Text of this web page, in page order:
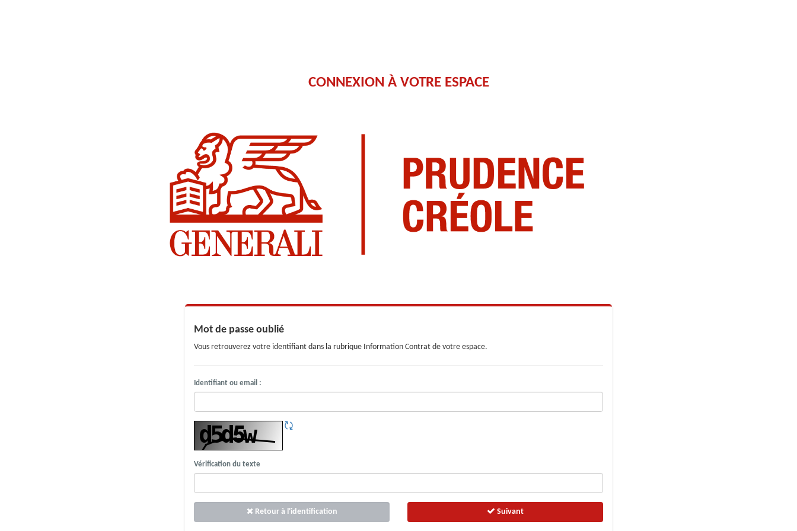
CONNEXION À VOTRE ESPACE
Mot de passe oublié
Vous retrouverez votre identifiant dans la rubrique Information Contrat de votre espace.
Identifiant ou email :
Vérification du texte
Retour à l'identification Suivant